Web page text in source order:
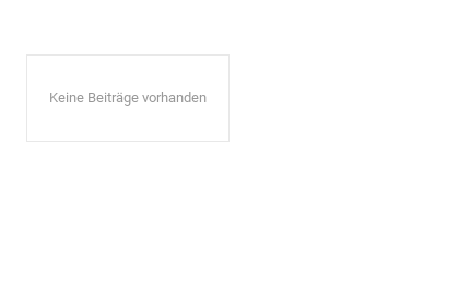
Keine Beiträge vorhanden